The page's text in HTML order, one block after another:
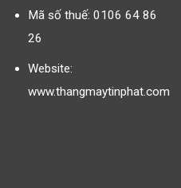
Mã số thuế: 0106 64 86
26
Website:
www.thangmaytinphat.com